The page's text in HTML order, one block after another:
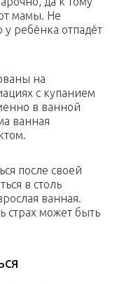
мамы. Не
у ребёнка отпадёт
на
с купанием
в ванной
ванная
после своей
в столь
ванная.
страх может быть